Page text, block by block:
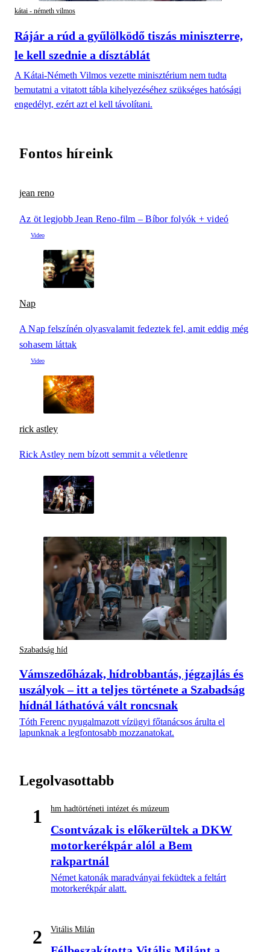
kátai - németh vilmos
Rájár a rúd a gyűlölködő tiszás miniszterre,
le kell szednie a dísztáblát
A Kátai-Németh Vilmos vezette minisztérium nem tudta
bemutatni a vitatott tábla kihelyezéséhez szükséges hatósági
engedélyt, ezért azt el kell távolítani.
Fontos híreink
jean reno
Az öt legjobb Jean Reno-film – Bíbor folyók + videó
Nap
A Nap felszínén olyasvalamit fedeztek fel, amit eddig még
sohasem láttak
rick astley
Rick Astley nem bízott semmit a véletlenre
Szabadság híd
Vámszedőházak, hídrobbantás, jégzajlás és
uszályok – itt a teljes története a Szabadság
hídnál láthatóvá vált roncsnak
Tóth Ferenc nyugalmazott vízügyi főtanácsos árulta el
lapunknak a legfontosabb mozzanatokat.
Legolvasottabb
1 hm hadtörténeti intézet és múzeum
Csontvázak is előkerültek a DKW
motorkerékpár alól a Bem
rakpartnál
Német katonák maradványai feküdtek a feltárt
motorkerékpár alatt.
2 Vitális Milán